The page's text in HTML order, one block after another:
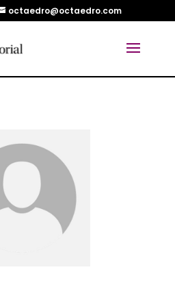
octaedro@octaedro.com